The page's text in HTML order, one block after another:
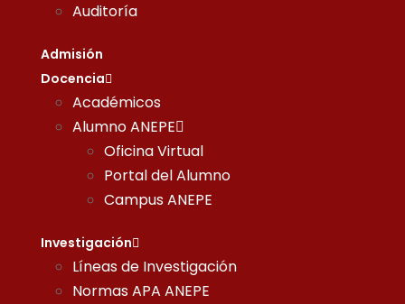
Auditoría
Admisión
Docencia
Académicos
Alumno ANEPE
Oficina Virtual
Portal del Alumno
Campus ANEPE
Investigación
Líneas de Investigación
Normas APA ANEPE